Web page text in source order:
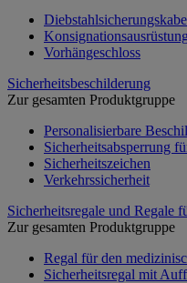
Konsignationsausrüstung
Vorhängeschloss
Sicherheitsbeschilderung
Zur gesamten Produktgruppe
Personalisierbare
Sicherheitsabsperrung
Sicherheitszeichen
Verkehrssicherheit
Sicherheitsregale und Regale
Zur gesamten Produktgruppe
Regal für den
Sicherheitsregal mit